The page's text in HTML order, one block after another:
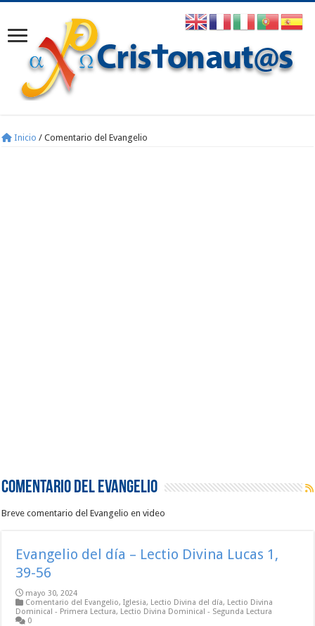
Inicio / Comentario del Evangelio
Comentario del Evangelio
Breve comentario del Evangelio en video
Evangelio del día – Lectio Divina Lucas 1,
39-56
mayo 30, 2024
Comentario del Evangelio,Iglesia, Lectio Divina del día, Lectio Divina
Dominical - Primera Lectura, Lectio Divina Dominical - Segunda Lectura
0